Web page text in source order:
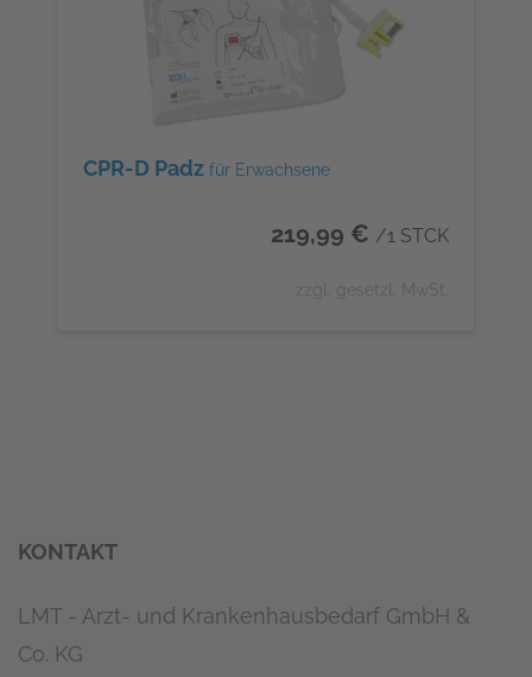
CPR-D Padz für Erwachsene
219,99 € /1 STCK
zzgl. gesetzl. MwSt.
KONTAKT
LMT - Arzt- und Krankenhausbedarf GmbH &
Co. KG